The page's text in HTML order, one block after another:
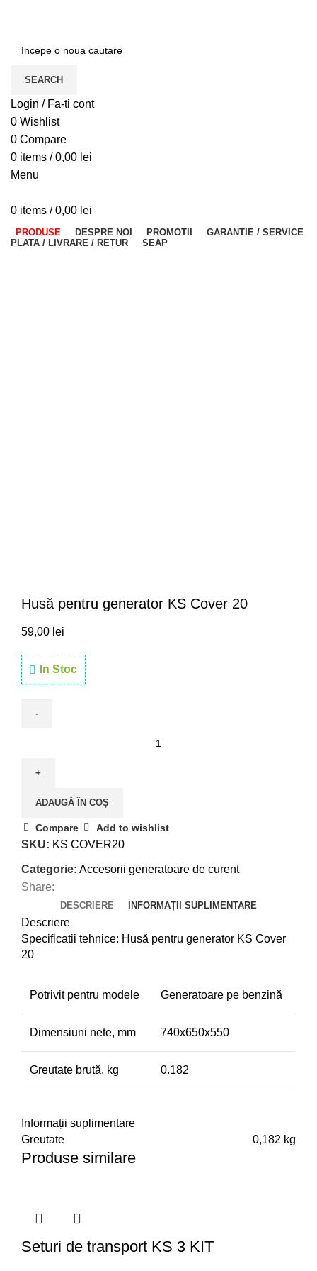
SEARCH
Login / Fa-ti cont
0 Wishlist
0 Compare
0 items / 0,00 lei
Menu
0 items / 0,00 lei
PRODUSE DESPRE NOI PROMOTII
GARANTIE / SERVICE
PLATA / LIVRARE / RETUR
SEAP
Husă pentru generator KS Cover 20
59,00 lei
In Stoc
ADAUGĂ ÎN COȘ
Compare Add to wishlist
SKU: KS COVER20
Categorie: Accesorii generatoare de curent
Share:
DESCRIERE INFORMAȚII SUPLIMENTARE
Descriere
Specificatii tehnice: Husă pentru generator KS Cover
20
Potrivit pentru modele Generatoare pe benzină
Dimensiuni nete, mm 740х650х550
Greutate brută, kg 0.182
Informații suplimentare
Greutate
0,182 kg
Produse similare
Seturi de transport KS 3 KIT